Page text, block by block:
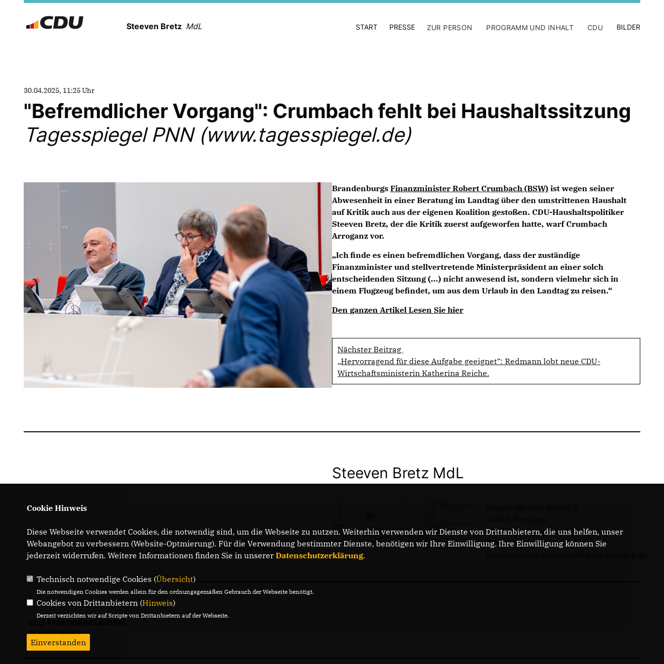
Steeven Bretz MdL START PRESSE ZUR PERSON PROGRAMM UND INHALT CDU BILDER
30.04.2025, 11:25 Uhr
"Befremdlicher Vorgang": Crumbach fehlt bei Haushaltssitzung
Tagesspiegel PNN (www.tagesspiegel.de)
Brandenburgs Finanzminister Robert Crumbach (BSW) ist wegen seiner
Abwesenheit in einer Beratung im Landtag über den umstrittenen Haushalt
auf Kritik auch aus der eigenen Koalition gestoßen. CDU-Haushaltspolitiker
Steeven Bretz, der die Kritik zuerst aufgeworfen hatte, warf Crumbach
Arroganz vor.
Ich finde es einen befremdlichen Vorgang, dass der zuständige
Finanzminister und stellvertretende Ministerpräsident an einer solch
entscheidenden Sitzung (...) nicht anwesend ist, sondern vielmehr sich in
einem Flugzeug befindet, um aus dem Urlaub in den Landtag zu reisen.“
Den ganzen Artikel Lesen Sie hier
Nächster Beitrag
Hervorragend für diese Aufgabe geeignet“: Redmann lobt neue CDU-
Wirtschaftsministerin Katherina Reiche.
IMPRESSUM DATENSCHUTZ
Steeven Bretz MdL
Telefon: 0331 - 20085713
E-Mail:
BRANDENBURG
Cookie Hinweis
Diese Webseite verwendet Cookies, die notwendig sind, um die Webseite zu nutzen. Weiterhin verwenden wir Dienste von Drittanbietern, die uns helfen, unser
Webangebot zu verbessern (Website-Optmierung). Für die Verwendung bestimmter Dienste, benötigen wir Ihre Einwilligung. Ihre Einwilligung können Sie
jederzeit widerrufen. Weitere Informationen finden Sie in unserer Datenschutzerklärung.
Technisch notwendige Cookies (Übersicht)
Die notwendigen Cookies werden allein für den ordnungsgemäßen Gebrauch der Webseite benötigt.
Cookies von Drittanbietern (Hinweis)
Derzeit verzichten wir auf Scripte von Drittanbietern auf der Webseite.
Einverstanden